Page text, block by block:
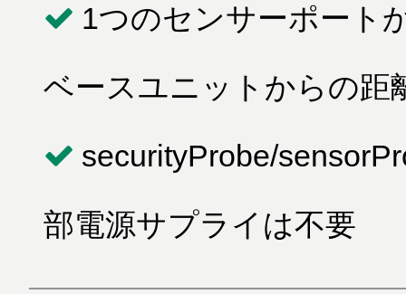
1つのセンサーポート
ベースユニットからの距
securityProbe/
部電源サプライは不要